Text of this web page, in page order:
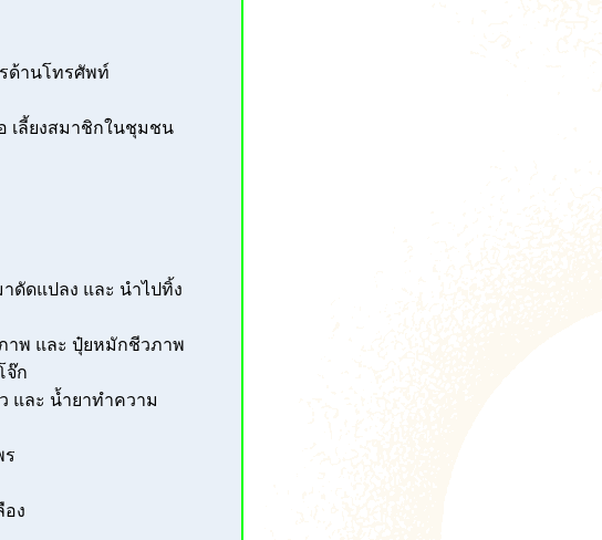
ด้านโทรศัพท์
เลี้ยงสมาชิกในชุมชน
ดัดแปลง และ นำไปทิ้ง
าพ และ ปุ๋ยหมักชีวภาพ
จ๊ก
และ น้ำยาทำความ
ร
อง